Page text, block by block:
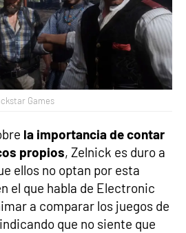
Games
la importancia de contar
propios, Zelnick es duro a
ellos no optan por esta
el que habla de Electronic
a comparar los juegos de
que no siente que